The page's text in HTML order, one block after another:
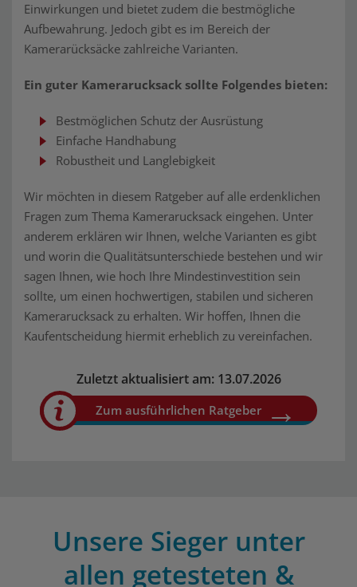
Einwirkungen und bietet zudem die bestmögliche
Aufbewahrung. Jedoch gibt es im Bereich der
Kamerarücksäcke zahlreiche Varianten.
Ein guter Kamerarucksack sollte Folgendes bieten:
Bestmöglichen Schutz der Ausrüstung
Einfache Handhabung
Robustheit und Langlebigkeit
Wir möchten in diesem Ratgeber auf alle erdenklichen
Fragen zum Thema Kamerarucksack eingehen. Unter
anderem erklären wir Ihnen, welche Varianten es gibt
und worin die Qualitätsunterschiede bestehen und wir
sagen Ihnen, wie hoch Ihre Mindestinvestition sein
sollte, um einen hochwertigen, stabilen und sicheren
Kamerarucksack zu erhalten. Wir hoffen, Ihnen die
Kaufentscheidung hiermit erheblich zu vereinfachen.
Zuletzt aktualisiert am: 13.07.2026
Zum ausführlichen Ratgeber
Unsere Sieger unter
allen getesteten &